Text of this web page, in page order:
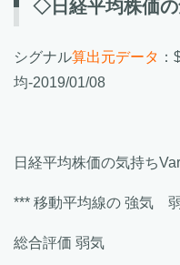
◇日経平均株価
シグナル算出元データ
均-2019/01/08
日経平均株価の気持ち
*** 移動平均線の 強気
総合評価 弱気